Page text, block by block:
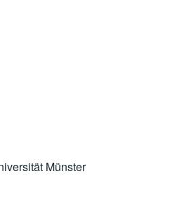
Münster